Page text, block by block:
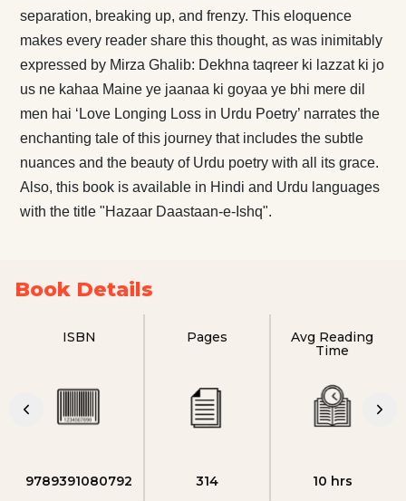
separation, breaking up, and frenzy. This eloquence
makes every reader share this thought, as was inimitably
expressed by Mirza Ghalib: Dekhna taqreer ki lazzat ki jo
us ne kahaa Maine ye jaanaa ki goyaa ye bhi mere dil
men hai ‘Love Longing Loss in Urdu Poetry’ narrates the
enchanting tale of this journey that includes the subtle
nuances and the beauty of Urdu poetry with all its grace.
Also, this book is available in Hindi and Urdu languages
with the title "Hazaar Daastaan-e-Ishq".
Book Details
ISBN
9789391080792
Pages
314
Avg Reading
Time
10 hrs